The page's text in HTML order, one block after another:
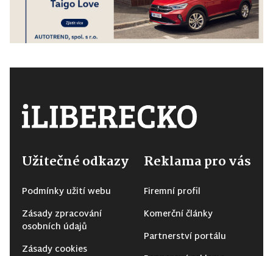
Užitečné odkazy
Podmínky užití webu
Zásady zpracování
osobních údajů
Zásady cookies
Reklama pro vás
Firemní profil
Komerční články
Partnerství portálu